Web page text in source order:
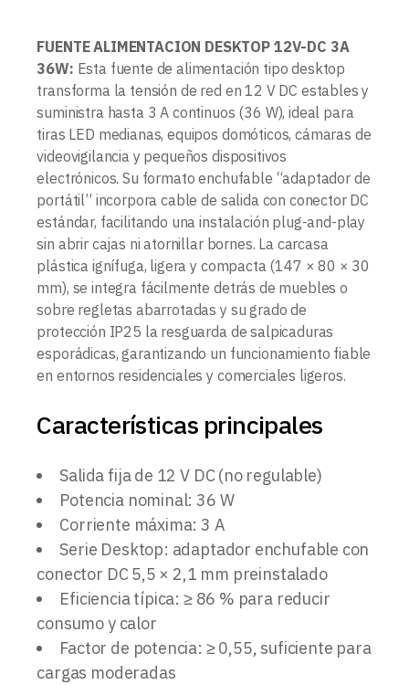
FUENTE ALIMENTACION DESKTOP 12V-DC 3A
36W: Esta fuente de alimentación tipo desktop
transforma la tensión de red en 12 V DC estables y
suministra hasta 3 A continuos (36 W), ideal para
tiras LED medianas, equipos domóticos, cámaras de
videovigilancia y pequeños dispositivos
electrónicos. Su formato enchufable “adaptador de
portátil” incorpora cable de salida con conector DC
estándar, facilitando una instalación plug-and-play
sin abrir cajas ni atornillar bornes. La carcasa
plástica ignífuga, ligera y compacta (147 × 80 × 30
mm), se integra fácilmente detrás de muebles o
sobre regletas abarrotadas y su grado de
protección IP25 la resguarda de salpicaduras
esporádicas, garantizando un funcionamiento fiable
en entornos residenciales y comerciales ligeros.
Características principales
Salida fija de 12 V DC (no regulable)
Potencia nominal: 36 W
Corriente máxima: 3 A
Serie Desktop: adaptador enchufable con
conector DC 5,5 × 2,1 mm preinstalado
Eficiencia típica: ≥ 86 % para reducir
consumo y calor
Factor de potencia: ≥ 0,55, suficiente para
cargas moderadas